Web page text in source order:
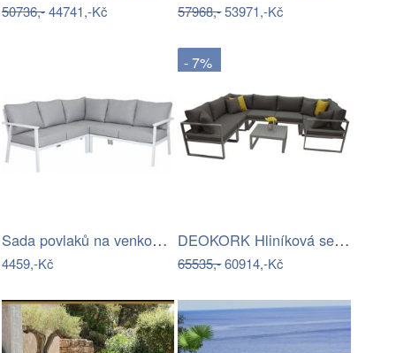
50736,-44741,-Kč 57968,-53971,-Kč
Sada povlaků na venkovní polštáře…
4459,-Kč
- 7%
DEOKORK Hliníková sestava pro 7 osob…
65535,-60914,-Kč